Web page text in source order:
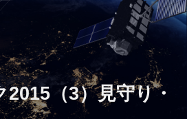
（3）見守り・